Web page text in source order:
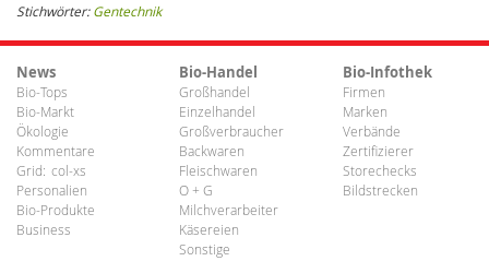
Stichwörter:Gentechnik
News
Bio-Tops
Bio-Markt
Ökologie
Kommentare
Grid: col-xs
Personalien
Bio-Produkte
Business
Bio-Handel
Großhandel
Einzelhandel
Großverbraucher
Backwaren
Fleischwaren
O + G
Milchverarbeiter
Käsereien
Sonstige
Bio-Infothek
Firmen
Marken
Verbände
Zertifizierer
Storechecks
Bildstrecken